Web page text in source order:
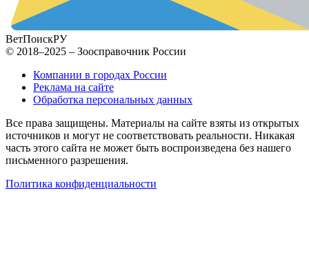
ВетПоискРУ
© 2018–2025 – Зоосправочник России
Компании в городах России
Реклама на сайте
Обработка персональных данных
Все права защищены. Материалы на сайте взяты из открытых
источников и могут не соответствовать реальности. Никакая
часть этого сайта не может быть воспроизведена без нашего
письменного разрешения.
Политика конфиденциальности